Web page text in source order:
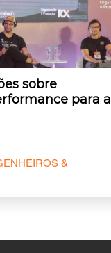
sobre
para a
&